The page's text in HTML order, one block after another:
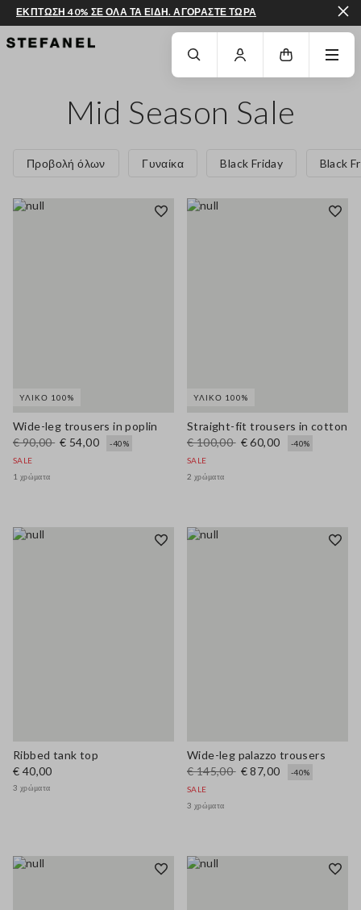
ΜΕΤΆΒΑΣΗ ΣΤΟ ΚΎΡΙΟ ΠΕΡΙΕΧΌΜΕΝΟΚΑΤΕΒΕΊΤΕ ΣΤΟ ΚΆΤΩ ΜΈΡΟΣ
ΕΚΠΤΩΣΗ 40% ΣΕ ΟΛΑ ΤΑ ΕΙΔΗ. ΑΓΟΡΑΣΤΕ ΤΩΡΑ
Mid Season Sale
Προβολή όλων Γυναίκα Black Friday Black
ΥΛΙΚΌ 100%
Wide-leg trousers in poplin
€ 90,00 € 54,00
-40%
SALE
1 χρώματα
ΥΛΙΚΌ 100%
Straight-fit trousers in cotton
€ 100,00 € 60,00
-40%
SALE
2 χρώματα
Ribbed tank top
€ 40,00
3 χρώματα
Wide-leg palazzo trousers
€ 145,00 € 87,00
-40%
SALE
3 χρώματα